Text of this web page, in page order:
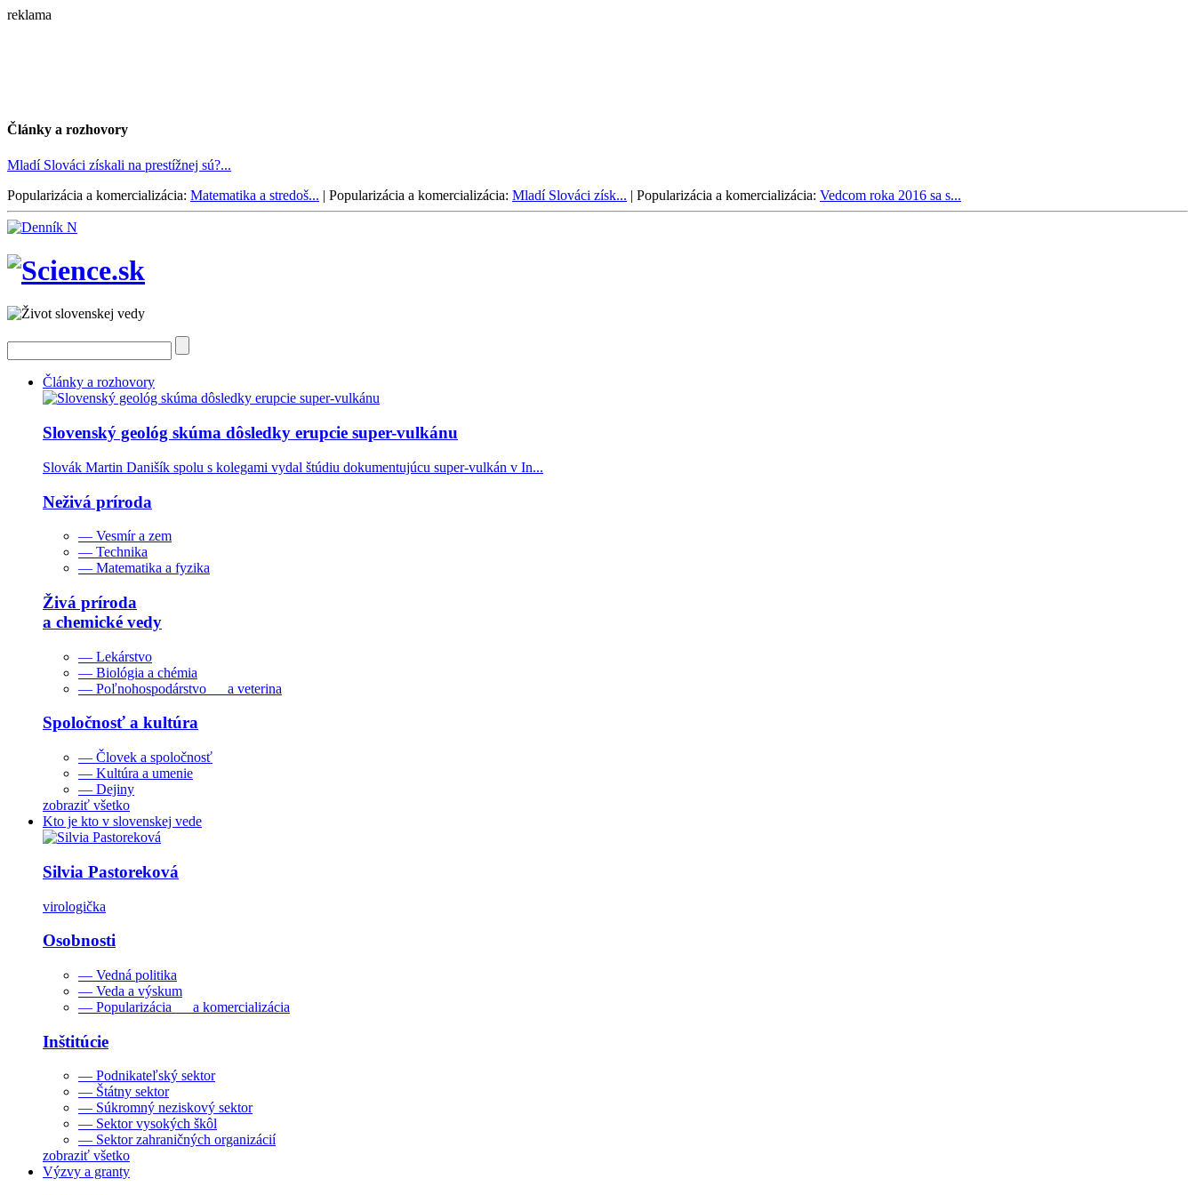
reklama
Články a rozhovory
Mladí Slováci získali na prestížnej sú?...
Popularizácia a komercializácia: Matematika a stredoš... | Popularizácia a komercializácia: Mladí Slováci získ... | Popularizácia a komercializácia: Vedcom roka 2016 sa s...
Články a rozhovory
Slovenský geológ skúma dôsledky erupcie super-vulkánu
Slovák Martin Danišík spolu s kolegami vydal štúdiu dokumentujúcu super-vulkán v In...
Neživá príroda
— Vesmír a zem
— Technika
— Matematika a fyzika
Živá príroda
a chemické vedy
— Lekárstvo
— Biológia a chémia
— Poľnohospodárstvo a veterina
Spoločnosť a kultúra
— Človek a spoločnosť
— Kultúra a umenie
— Dejiny
zobraziť všetko
Kto je kto v slovenskej vede
Silvia Pastoreková
virologička
Osobnosti
— Vedná politika
— Veda a výskum
— Popularizácia a komercializácia
Inštitúcie
— Podnikateľský sektor
— Štátny sektor
— Súkromný neziskový sektor
— Sektor vysokých škôl
— Sektor zahraničných organizácií
zobraziť všetko
Výzvy a granty